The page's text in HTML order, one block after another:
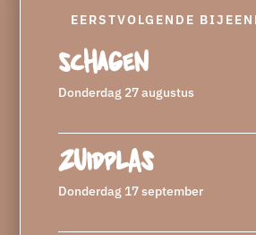
EERSTVOLGENDE
Schagen
Donderdag 27 augustus
Zuidplas
Donderdag 17 september